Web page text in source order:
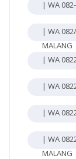
| WA
| WA
MALANG
| WA
| WA
| WA
| WA
MALANG